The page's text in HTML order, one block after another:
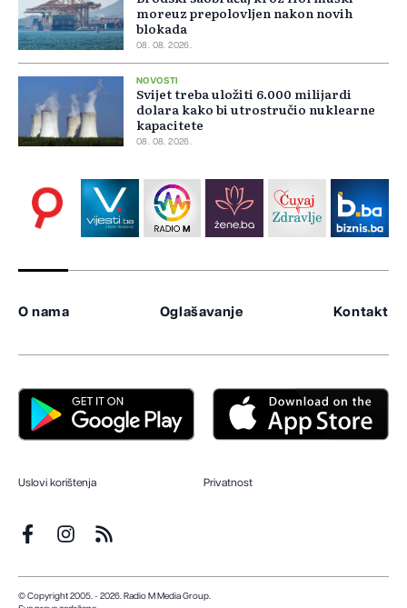
moreuz prepolovljen nakon novih
blokada
08. 08. 2026.
NOVOSTI
Svijet treba uložiti 6.000 milijardi
dolara kako bi utrostručio nuklearne
kapacitete
08. 08. 2026.
O nama Oglašavanje Kontakt
Uslovi korištenja Privatnost
© Copyright 2005. - 2026. Radio M Media Group.